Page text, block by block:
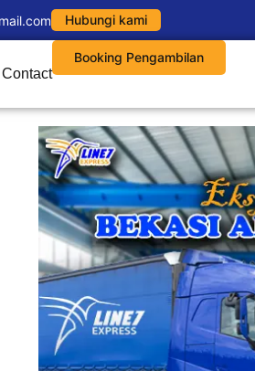
Hubungi kami
Contact
Booking Pengambilan